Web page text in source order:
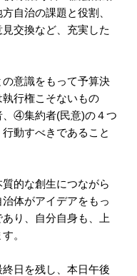
自治の課題と役割、
交換など、充実した
の意識をもって予算決
行権こそないもの
④集約者(民意)の４つ
動すべきであること
的な創生につながら
体がアイデアをもっ
り、自分自身も、上
。
日を残し、本日午後